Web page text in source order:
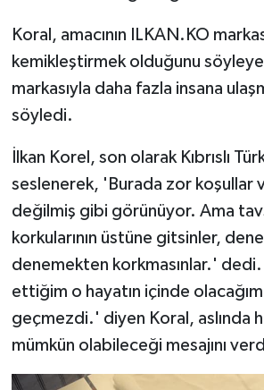
Koral, amacının ILKAN.KO
kemikleştirmek olduğunu
markasıyla daha fazla insana
söyledi.
İlkan Korel, son olarak Kıbrıslı
seslenerek, 'Burada zor koşullar
değilmiş gibi görünüyor. Ama
korkularının üstüne gitsinler,
denemekten korkmasınlar.' dedi.
ettiğim o hayatın içinde olacağım
geçmezdi.' diyen Koral, aslında
mümkün olabileceği mesajını